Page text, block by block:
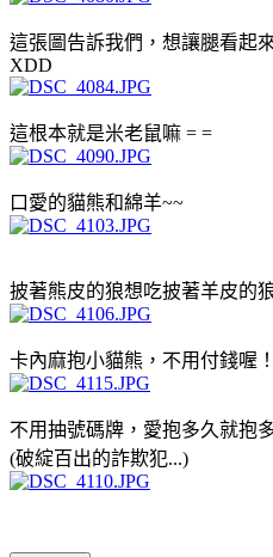
這張圖告訴我們，想讓腿看起
XDD
這根本就是米老鼠嘛 = =
口愛的貓熊和綿羊~~
披著熊皮的狼想吃披著羊皮的
卡內麻抱小貓熊，不用付錢喔！
不用抽號碼牌，愛抱多久就抱
(破綻百出的詐欺犯...)